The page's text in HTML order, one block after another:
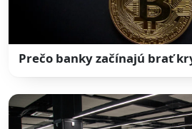
Prečo banky začínajú brať